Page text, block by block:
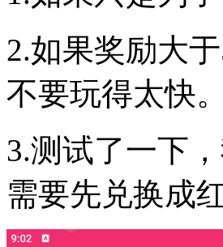
2.如果奖励大
不要玩得太快。
3.测试了一下
需要先兑换成